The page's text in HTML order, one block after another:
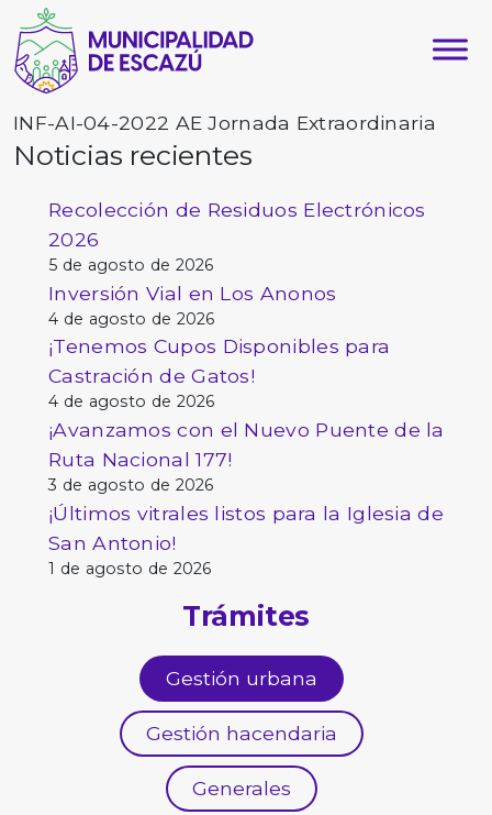
INF-AI-04-2022 AE Jornada Extraordinaria
Noticias recientes
Recolección de Residuos Electrónicos
2026
5 de agosto de 2026
Inversión Vial en Los Anonos
4 de agosto de 2026
¡Tenemos Cupos Disponibles para
Castración de Gatos!
4 de agosto de 2026
¡Avanzamos con el Nuevo Puente de la
Ruta Nacional 177!
3 de agosto de 2026
¡Últimos vitrales listos para la Iglesia de
San Antonio!
1 de agosto de 2026
Trámites
Gestión urbana
Gestión hacendaria
Generales